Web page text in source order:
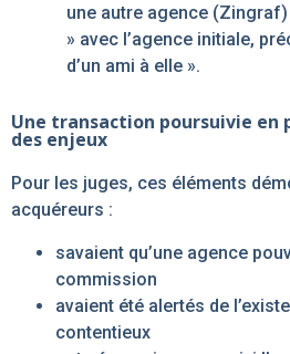
une autre agence (Zingraf)
» avec l’agence initiale,
d’un ami à elle ».
Une transaction poursuivie en
des enjeux
Pour les juges, ces éléments
acquéreurs :
savaient qu’une agence
commission
avaient été alertés de
contentieux